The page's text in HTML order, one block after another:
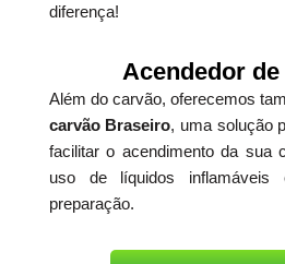
diferença!
Acendedor
Além do carvão, oferecemos
carvão Braseiro, uma solução
facilitar o acendimento da sua
uso de líquidos
preparação.